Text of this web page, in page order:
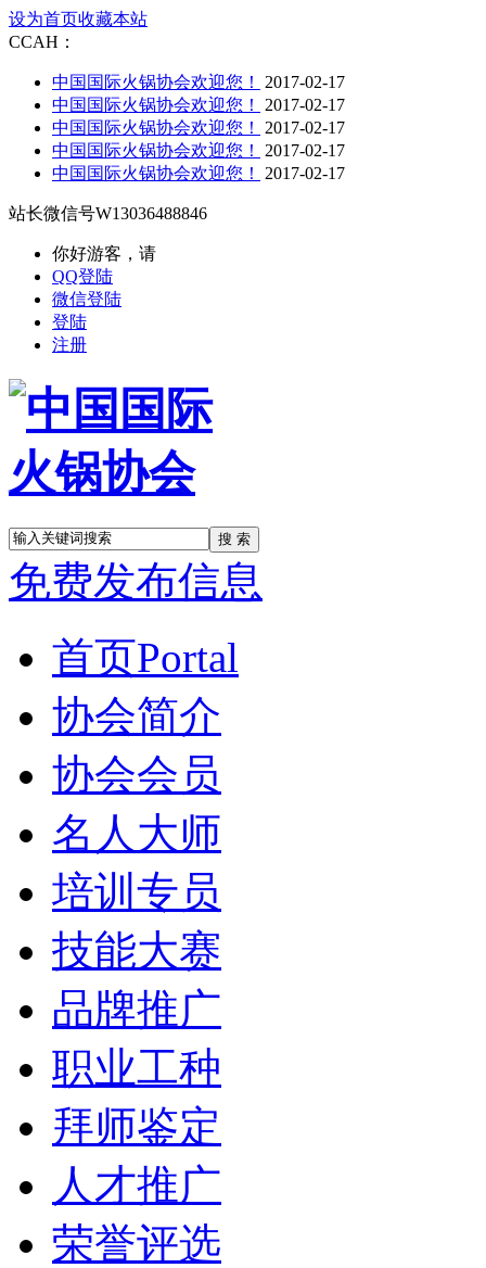
设为首页收藏本站
CCAH：
中国国际火锅协会欢迎您！
2017-02-17
中国国际火锅协会欢迎您！
2017-02-17
中国国际火锅协会欢迎您！
2017-02-17
中国国际火锅协会欢迎您！
2017-02-17
中国国际火锅协会欢迎您！
2017-02-17
站长微信号W13036488846
你好游客，请
QQ登陆
微信登陆
登陆
注册
搜 索
免费发布信息
首页Portal
协会简介
协会会员
名人大师
培训专员
技能大赛
品牌推广
职业工种
拜师鉴定
人才推广
荣誉评选